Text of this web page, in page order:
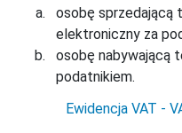
osobę sprzedającą
elektroniczny za
osobę nabywającą
podatnikiem.
Ewidencja VAT -